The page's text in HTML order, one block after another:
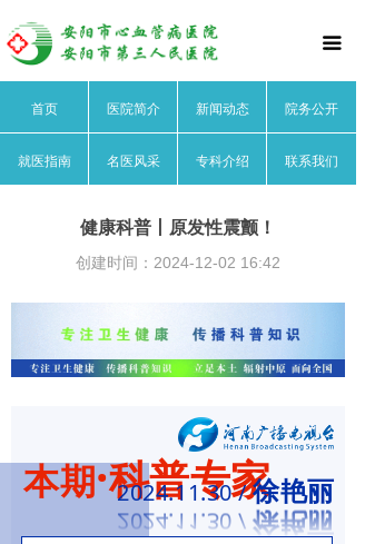
끀
首页
医院领导
院务公开
就医指南
心血管内科
首页 医院简介 新闻动态 院务公开
就医指南 名医风采 专科介绍 联系我们
健康科普丨原发性震颤！
本期·科普专家
2024.11.30 /徐艳丽
创建时间： 2024-12-02 16:42